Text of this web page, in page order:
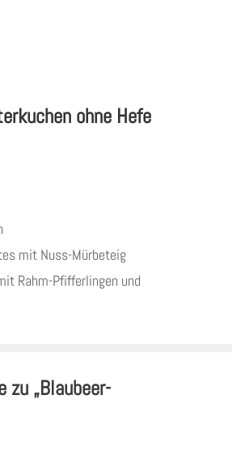
ohne Hefe
mit Nuss-Mürbeteig
Rahm-Pfifferlingen und
zu „Blaubeer-